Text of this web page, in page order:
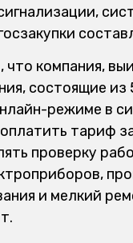
компания,
состоящие
режиме в
тариф
проверку
и мелкий